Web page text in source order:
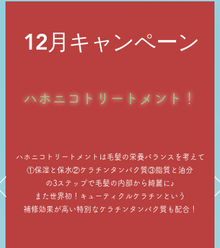
12月キャンペーン
ハホニコトリートメント！
ハホニコトリートメントは毛髪の栄養バランスを考えて
①保湿と保水②ケラチンタンパク質③脂質と油分
の3ステップで毛髪の内部から綺麗に♪
また世界初！キューティクルケラチンという
補修効果が高い特別なケラチンタンパク質も配合！